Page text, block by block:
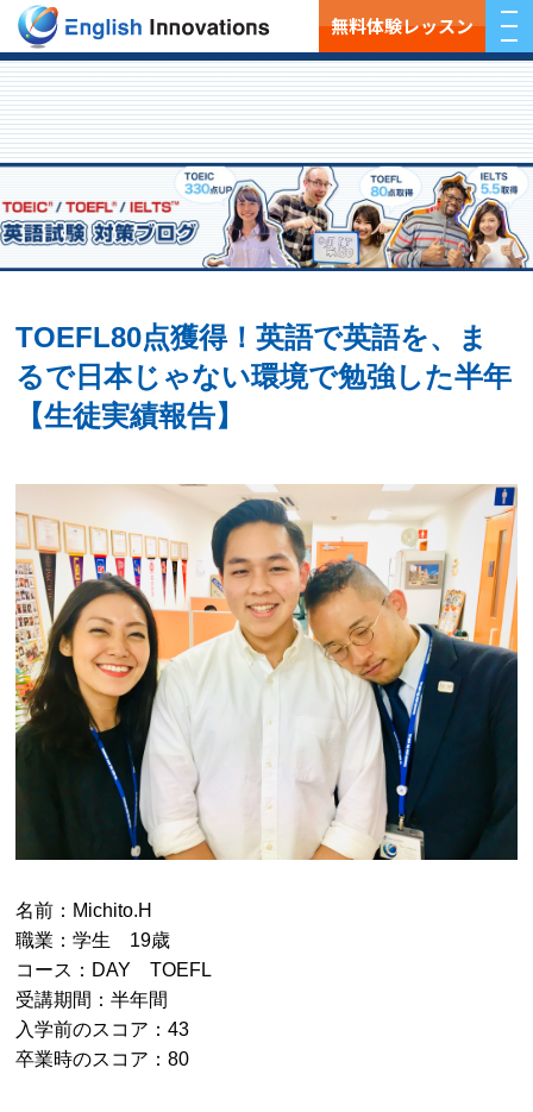
無料体験レッスン
TOEFL80点獲得！英語で英語を、ま
るで日本じゃない環境で勉強した半年
【生徒実績報告】
名前：Michito.H
職業：学生 19歳
コース：DAY TOEFL
受講期間：半年間
入学前のスコア：43
卒業時のスコア：80